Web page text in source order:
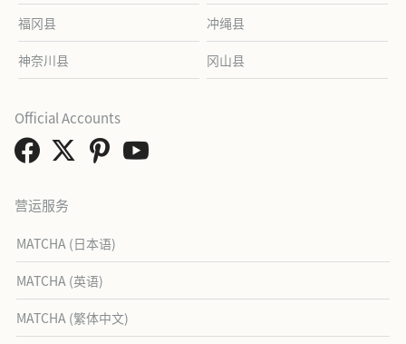
福冈县 冲绳县
神奈川县 冈山县
营运服务
MATCHA (日本语)
MATCHA (英语)
MATCHA (繁体中文)
Official Accounts